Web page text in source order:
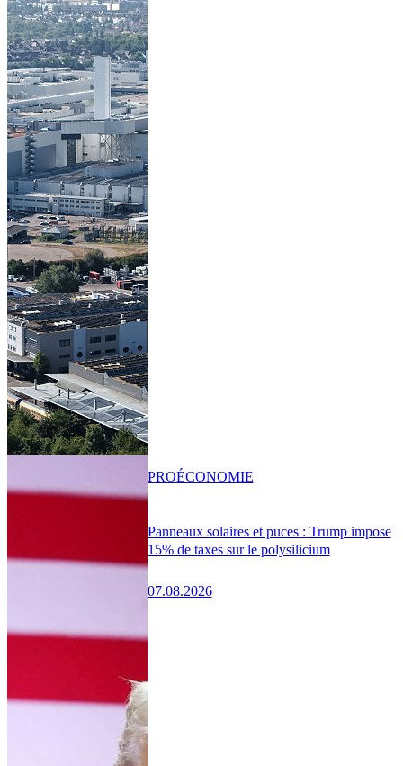
Panneaux solaires et puces : Trump impose
15% de taxes sur le polysilicium
07.08.2026
PROÉCONOMIE